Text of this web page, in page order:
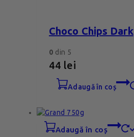
Choco Chips Dark
0 din 5
44 lei
adaugă în coș
adaugă în coș